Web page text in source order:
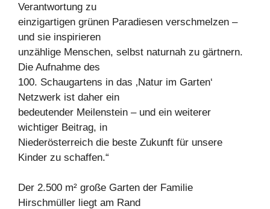
Verantwortung zu
einzigartigen grünen Paradiesen verschmelzen –
und sie inspirieren
unzählige Menschen, selbst naturnah zu gärtnern.
Die Aufnahme des
100. Schaugartens in das ‚Natur im Garten‘
Netzwerk ist daher ein
bedeutender Meilenstein – und ein weiterer
wichtiger Beitrag, in
Niederösterreich die beste Zukunft für unsere
Kinder zu schaffen.“
Der 2.500 m² große Garten der Familie
Hirschmüller liegt am Rand